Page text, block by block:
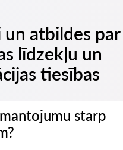
un atbildes par
līdzekļu un
tiesības
starp